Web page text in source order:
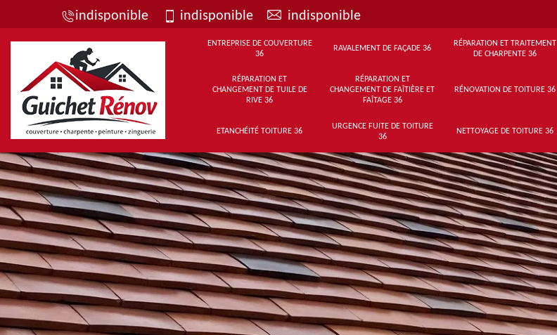
indisponible indisponible indisponible
ENTREPRISE DE COUVERTURE
36
RAVALEMENT DE FAÇADE 36
RÉPARATION ET TRAITEMENT
DE CHARPENTE 36
RÉPARATION ET
CHANGEMENT DE TUILE DE
RIVE 36
RÉPARATION ET
CHANGEMENT DE FAÎTIÈRE ET
FAÎTAGE 36
RÉNOVATION DE TOITURE 36
ETANCHÉITÉ TOITURE 36
URGENCE FUITE DE TOITURE
36
NETTOYAGE DE TOITURE 36